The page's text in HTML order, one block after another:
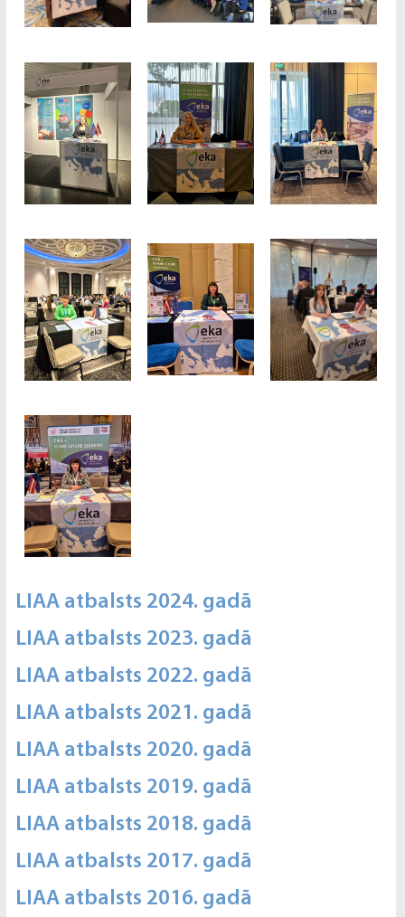
LIAA atbalsts 2024. gadā
LIAA atbalsts 2023. gadā
LIAA atbalsts 2022. gadā
LIAA atbalsts 2021. gadā
LIAA atbalsts 2020. gadā
LIAA atbalsts 2019. gadā
LIAA atbalsts 2018. gadā
LIAA atbalsts 2017. gadā
LIAA atbalsts 2016. gadā